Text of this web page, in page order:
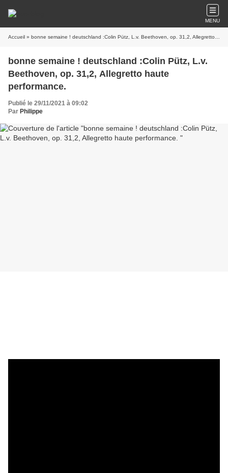
MENU
Accueil » bonne semaine ! deutschland :Colin Pütz, L.v. Beethoven, op. 31,2, Allegretto haute performance.
bonne semaine ! deutschland :Colin Pütz, L.v.
Beethoven, op. 31,2, Allegretto haute
performance.
Publié le 29/11/2021 à 09:02
Par Philippe